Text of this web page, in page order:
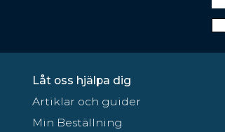
Låt oss hjälpa dig
Artiklar och guider
Min Beställning